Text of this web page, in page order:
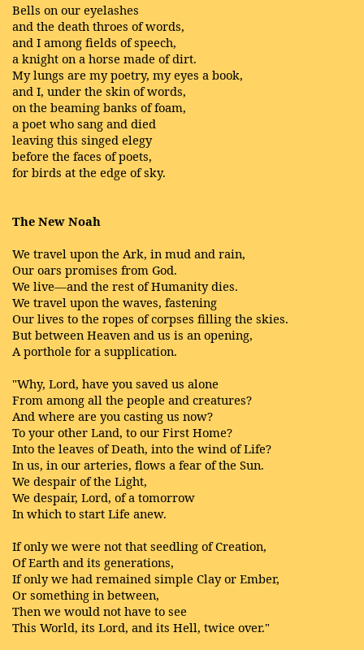
Bells on our eyelashes
and the death throes of words,
and I among fields of speech,
a knight on a horse made of dirt.
My lungs are my poetry, my eyes a book,
and I, under the skin of words,
on the beaming banks of foam,
a poet who sang and died
leaving this singed elegy
before the faces of poets,
for birds at the edge of sky.
The New Noah
We travel upon the Ark, in mud and rain,
Our oars promises from God.
We live—and the rest of Humanity dies.
We travel upon the waves, fastening
Our lives to the ropes of corpses filling the skies.
But between Heaven and us is an opening,
A porthole for a supplication.
"Why, Lord, have you saved us alone
From among all the people and creatures?
And where are you casting us now?
To your other Land, to our First Home?
Into the leaves of Death, into the wind of Life?
In us, in our arteries, flows a fear of the Sun.
We despair of the Light,
We despair, Lord, of a tomorrow
In which to start Life anew.
If only we were not that seedling of Creation,
Of Earth and its generations,
If only we had remained simple Clay or Ember,
Or something in between,
Then we would not have to see
This World, its Lord, and its Hell, twice over."